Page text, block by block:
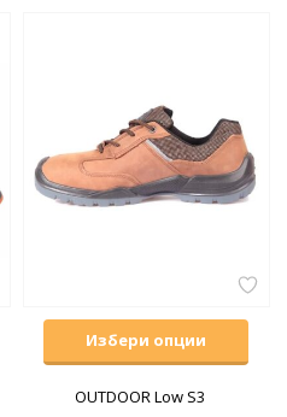
Избери опции
OUTDOOR Low S3